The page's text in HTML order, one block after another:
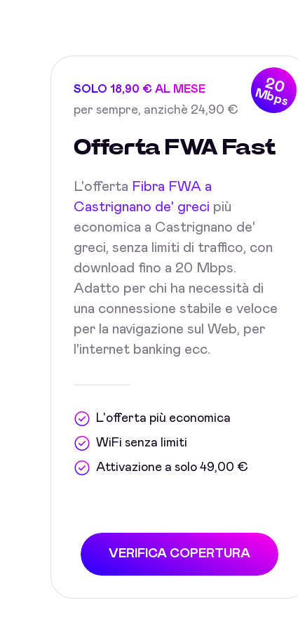
20
Mbps
SOLO 18,90 € AL MESE
per sempre, anzichè 24,90 €
Offerta FWA Fast
L'offerta Fibra FWA a
Castrignano de' greci più
economica a Castrignano de'
greci, senza limiti di traffico, con
download fino a 20 Mbps.
Adatto per chi ha necessità di
una connessione stabile e veloce
per la navigazione sul Web, per
l'internet banking ecc.
L'offerta più economica
WiFi senza limiti
Attivazione a solo 49,00 €
VERIFICA COPERTURA